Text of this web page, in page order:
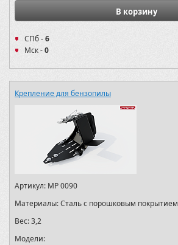
В корзину
СПб -6
Мск -0
Крепление для бензопилы
Артикул: MP 0090
Материалы:Сталь с порошковым покрытием
Вес:3,2
Модели: